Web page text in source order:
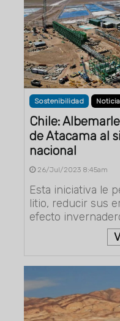
Sostenibilidad Noticia
Chile:
de Atacama al
nacional
26/Jul/2023 8:45am
Esta iniciativa le
litio, reducir sus
efecto